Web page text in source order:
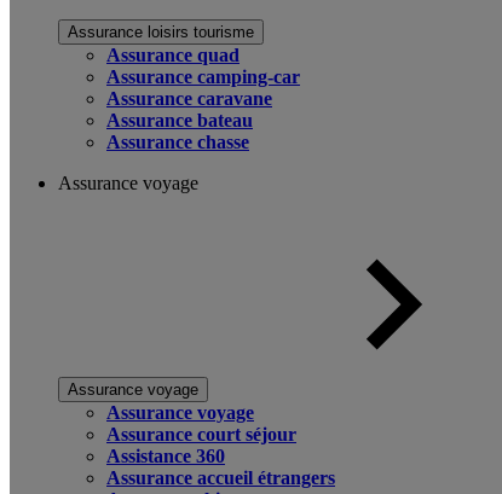
Assurance loisirs tourisme
Assurance quad
Assurance camping-car
Assurance caravane
Assurance bateau
Assurance chasse
Assurance voyage
Assurance voyage
Assurance voyage
Assurance court séjour
Assistance 360
Assurance accueil étrangers